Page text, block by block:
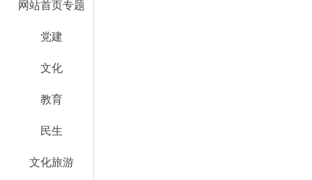
网站首页专题
党建
文化
教育
民生
文化旅游